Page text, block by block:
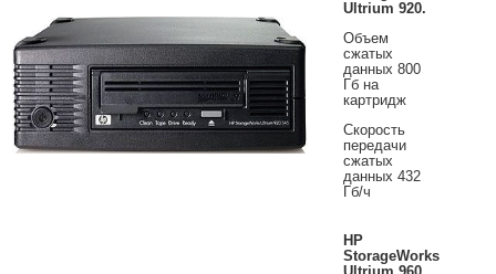
Ultrium 920.
Объем
сжатых
данных 800
Гб на
картридж
Скорость
передачи
сжатых
данных 432
Гб/ч
HP
StorageWorks